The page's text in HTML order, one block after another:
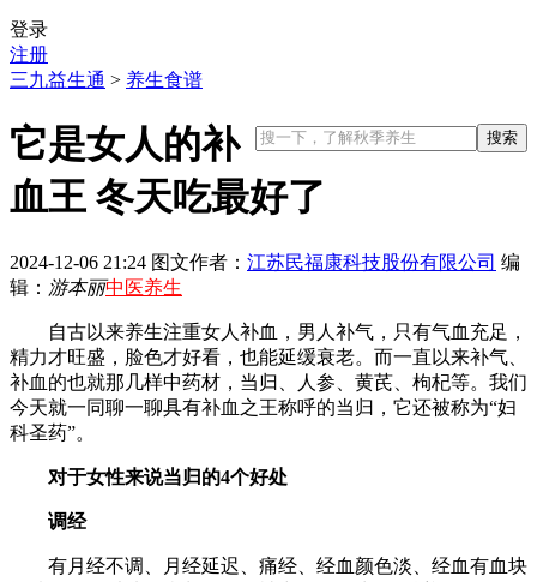
登录
注册
三九益生通 > 养生食谱
它是女人的补
血王 冬天吃最好了
2024-12-06 21:24 图文作者： 江苏民福康科技股份有限公司 编
辑： 游本丽中医养生
自古以来养生注重女人补血，男人补气，只有气血充足，
精力才旺盛，脸色才好看，也能延缓衰老。而一直以来补气、
补血的也就那几样中药材，当归、人参、黄芪、枸杞等。我们
今天就一同聊一聊具有补血之王称呼的当归，它还被称为“妇
科圣药”。
对于女性来说当归的4个好处
调经
有月经不调、月经延迟、痛经、经血颜色淡、经血有血块